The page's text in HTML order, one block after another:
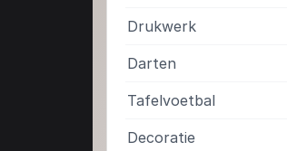
Drukwerk
Darten
Tafelvoetbal
Decoratie